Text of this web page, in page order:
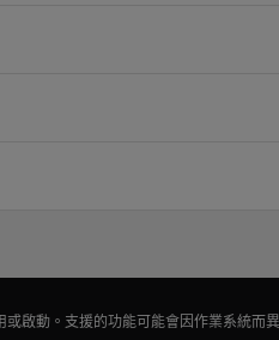
啟動。支援的功能可能會因作業系統